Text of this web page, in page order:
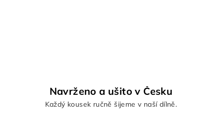
Navrženo a ušito v Česku
Každý kousek ručně šijeme v naší dílně.